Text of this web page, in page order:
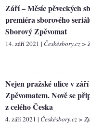
Září – Měsíc pěveckých
premiéra sborového
Sborový Zpěvomat
14. září 2021 | Českésbory.cz >
Nejen pražské ulice v
Zpěvomatem. Nově se
z celého Česka
4. září 2021 | Českésbory.cz >